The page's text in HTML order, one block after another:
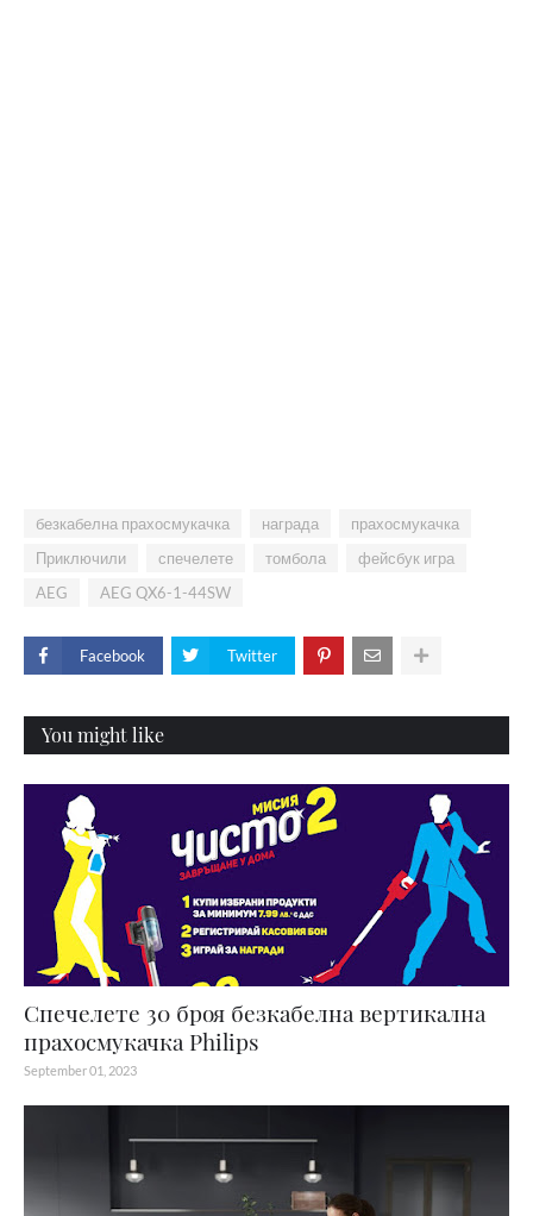
безкабелна прахосмукачка награда
прахосмукачка
Приключили
спечелете томбола
фейсбук игра
AEG
AEG QX6-1-44SW
Facebook Twitter
You might like
Спечелете 30 броя безкабелна вертикална
прахосмукачка Philips
September 01, 2023